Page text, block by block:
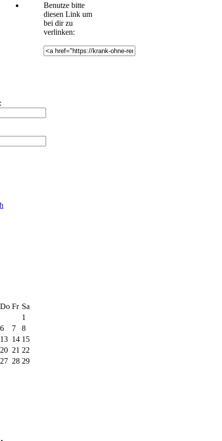
Benutze bitte
diesen Link um
bei dir zu
verlinken:
Do Fr Sa
1
6
7
8
13 14 15
20 21 22
27 28 29